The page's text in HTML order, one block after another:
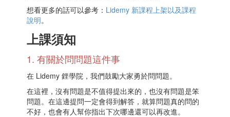
想看更多的話可以參考： Lidemy 新課程上架以及課程
說明。
上課須知
1. 有關於問問題這件事
在 Lidemy 鋰學院，我們鼓勵大家勇於問問題。
在這裡，沒有問題是不值得提出來的，也沒有問題是笨
問題。在這邊提問一定會得到解答，就算問題真的問的
不好，也會有人幫你指出下次哪邊還可以再改進。